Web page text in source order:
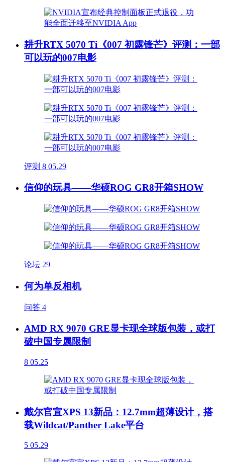
耕升RTX 5070 Ti《007 初露锋芒》评测：一部
可以玩的007电影
评测 8 05.29
信仰的玩具——华硕ROG GR8开箱SHOW
论坛 29
何为单反相机
问答 4
AMD RX 9070 GRE显卡现全球版包装，或打
破中国专属限制
8 05.25
戴尔官宣XPS 13新品：12.7mm超薄设计，搭
载Wildcat/Panther Lake平台
5 05.29